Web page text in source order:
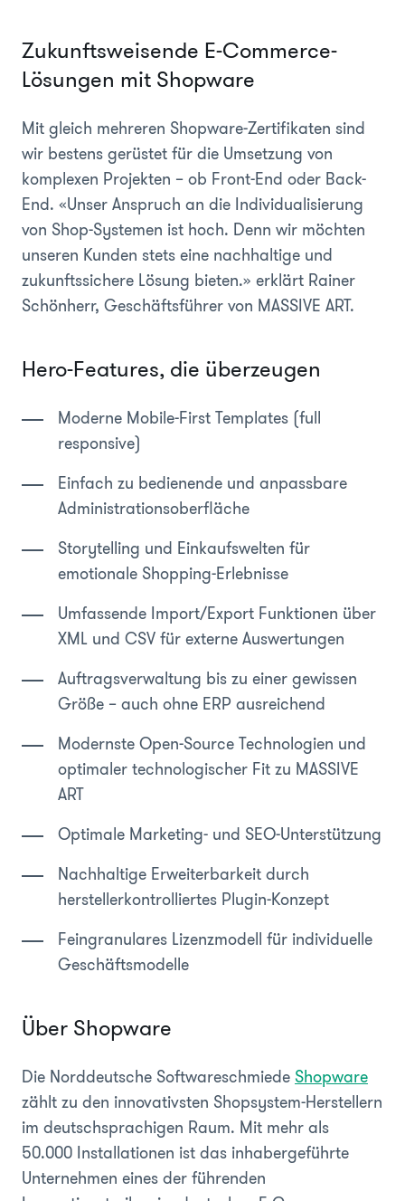
Zukunftsweisende E-Commerce-
Lösungen mit Shopware
Mit gleich mehreren Shopware-Zertifikaten sind
wir bestens gerüstet für die Umsetzung von
komplexen Projekten – ob Front-End oder Back-
End. «Unser Anspruch an die Individualisierung
von Shop-Systemen ist hoch. Denn wir möchten
unseren Kunden stets eine nachhaltige und
zukunftssichere Lösung bieten.» erklärt Rainer
Schönherr, Geschäftsführer von MASSIVE ART.
Hero-Features, die überzeugen
Moderne Mobile-First Templates (full
responsive)
Einfach zu bedienende und anpassbare
Administrationsoberfläche
Storytelling und Einkaufswelten für
emotionale Shopping-Erlebnisse
Umfassende Import/Export Funktionen über
XML und CSV für externe Auswertungen
Auftragsverwaltung bis zu einer gewissen
Größe – auch ohne ERP ausreichend
Modernste Open-Source Technologien und
optimaler technologischer Fit zu MASSIVE
ART
Optimale Marketing- und SEO-Unterstützung
Nachhaltige Erweiterbarkeit durch
herstellerkontrolliertes Plugin-Konzept
Feingranulares Lizenzmodell für individuelle
Geschäftsmodelle
Über Shopware
Die Norddeutsche Softwareschmiede Shopware
zählt zu den innovativsten Shopsystem-Herstellern
im deutschsprachigen Raum. Mit mehr als
50.000 Installationen ist das inhabergeführte
Unternehmen eines der führenden